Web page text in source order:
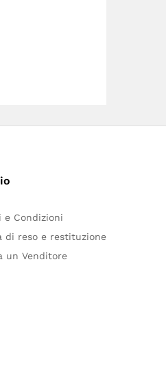
e Condizioni
di reso e restituzione
un Venditore